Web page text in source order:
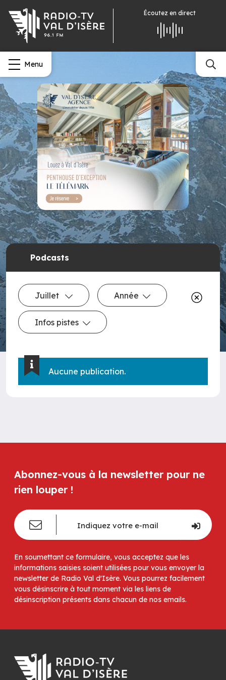
Écoutez en direct
Menu
Podcasts
Juillet Année
Infos pistes
Aucune publication.
Abonnez-vous à la newsletter pour ne
rien louper !
En soumettant ce formulaire, vous acceptez que les
informations saisies soient utilisées pour vous envoyer la
newsletter de Radio Val d'Isère. Vous pourrez facilement
vous désinscrire à tout moment via les liens de
désinscription présents dans chacun de nos emails.